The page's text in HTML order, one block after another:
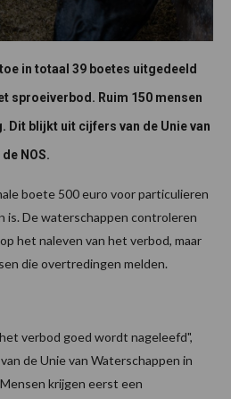
in totaal 39 boetes uitgedeeld
sproeiverbod. Ruim 150 mensen
Dit blijkt uit cijfers van de Unie van
NOS.
boete 500 euro voor particulieren
is. De waterschappen controleren
het naleven van het verbod, maar
die overtredingen melden.
verbod goed wordt nageleefd",
de Unie van Waterschappen in
krijgen eerst een